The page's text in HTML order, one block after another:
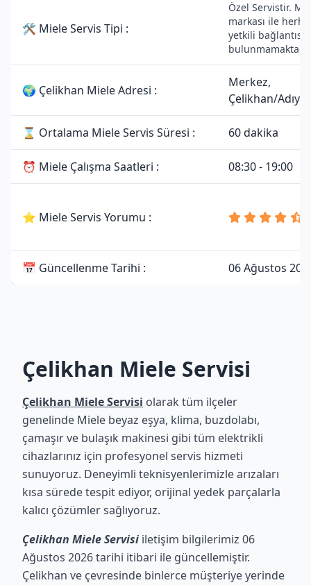
🛠 Miele Servis Tipi :
Özel Servistir.
markası ile
yetkili bağlantısı
🌍 Çelikhan Miele Adresi :
Merkez,
Çelikhan/
⌛ Ortalama Miele Servis Süresi : 60 dakika
⏰ Miele Çalışma Saatleri : 08:30 - 19:00
⭐ Miele Servis Yorumu :
📅 Güncellenme Tarihi : 06 Ağustos
Çelikhan Miele Servisi
Çelikhan Miele Servisi olarak tüm ilçeler
genelinde Miele beyaz eşya, klima, buzdolabı,
çamaşır ve bulaşık makinesi gibi tüm elektrikli
cihazlarınız için profesyonel servis hizmeti
sunuyoruz. Deneyimli teknisyenlerimizle arızaları
kısa sürede tespit ediyor, orijinal yedek parçalarla
kalıcı çözümler sağlıyoruz.
Çelikhan Miele Servisi iletişim bilgilerimiz 06
Ağustos 2026 tarihi itibari ile güncellemiştir.
Çelikhan ve çevresinde binlerce müşteriye yerinde